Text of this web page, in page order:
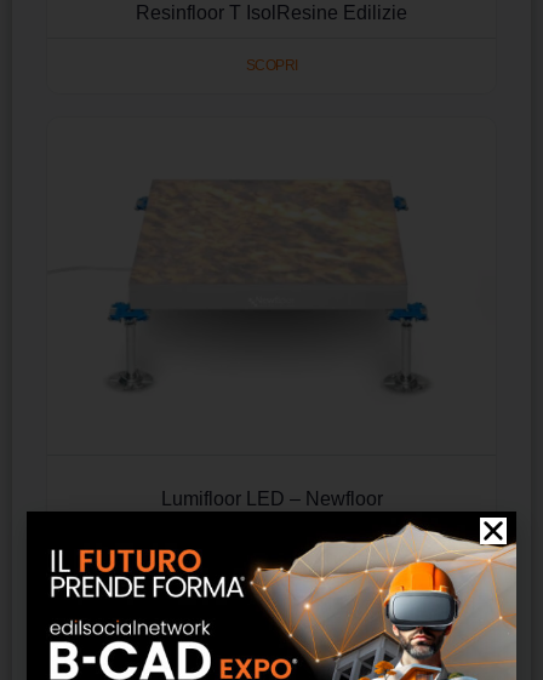
Resinfloor T IsolResine Edilizie
SCOPRI
Lumifloor LED – Newfloor